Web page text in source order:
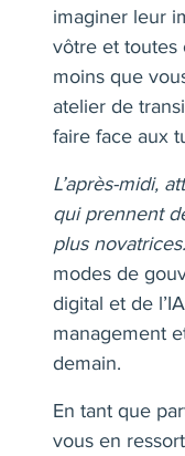
imaginer leur
vôtre et toutes
moins que
atelier de
faire face aux
L’après-midi,
qui prennent
plus novatrices.
modes de
digital et de
management
demain.
En tant que
vous en